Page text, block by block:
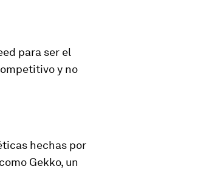
para ser el
y no
hechas por
Gekko, un